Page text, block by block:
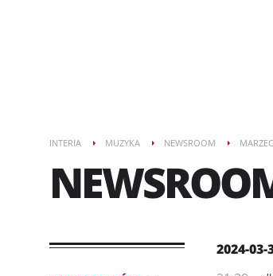
INTERIA MUZYKA NEWSROOM
2024-03-